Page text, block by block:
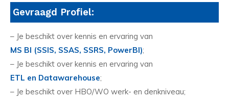
Gevraagd Profiel:
– Je beschikt over kennis en ervaring van
MS BI (SSIS, SSAS, SSRS, PowerBI);
– Je beschikt over kennis en ervaring van
ETL en Datawarehouse;
– Je beschikt over HBO/WO werk- en denkniveau;